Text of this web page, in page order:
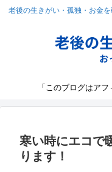
老後の生きがい・孤独・お金
「このブログはア
寒い時にエコで
ります！